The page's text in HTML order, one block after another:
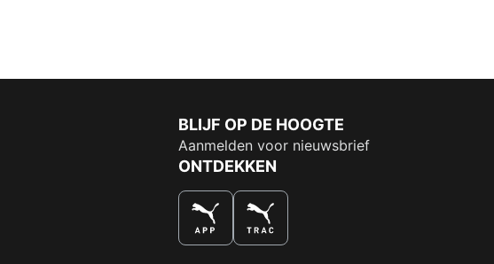
BLIJF OP DE HOOGTE
Aanmelden voor nieuwsbrief
ONTDEKKEN